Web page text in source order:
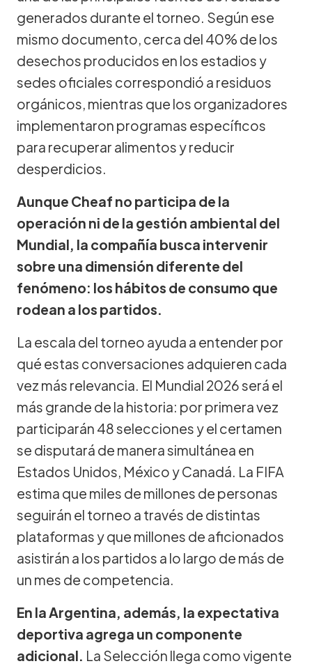
generados durante el torneo. Según ese
mismo documento, cerca del 40% de los
desechos producidos en los estadios y
sedes oficiales correspondió a residuos
orgánicos, mientras que los organizadores
implementaron programas específicos
para recuperar alimentos y reducir
desperdicios.
Aunque Cheaf no participa de la
operación ni de la gestión ambiental del
Mundial, la compañía busca intervenir
sobre una dimensión diferente del
fenómeno: los hábitos de consumo que
rodean a los partidos.
La escala del torneo ayuda a entender por
qué estas conversaciones adquieren cada
vez más relevancia. El Mundial 2026 será el
más grande de la historia: por primera vez
participarán 48 selecciones y el certamen
se disputará de manera simultánea en
Estados Unidos, México y Canadá. La FIFA
estima que miles de millones de personas
seguirán el torneo a través de distintas
plataformas y que millones de aficionados
asistirán a los partidos a lo largo de más de
un mes de competencia.
En la Argentina, además, la expectativa
deportiva agrega un componente
adicional. La Selección llega como vigente